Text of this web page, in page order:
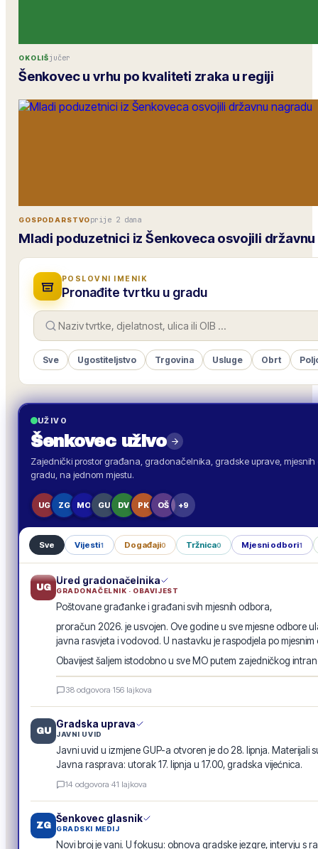
OKOLIŠjučer
Šenkovec u vrhu po kvaliteti zraka u regiji
GOSPODARSTVOprije 2 dana
Mladi poduzetnici iz Šenkoveca osvojili
POSLOVNI IMENIK
Pronađite tvrtku u gradu
Sve Ugostiteljstvo Trgovina Usluge Obrt
UŽIVO
Šenkovecuživo
Zajednički prostor građana, gradonačelnika, gradske uprave,
gradu, na jednom mjestu.
UG ZG MO GU DV PK OŠ +9
Sve Vijesti1 Događaji0 Tržnica0 Mjesni odbori1
UG
Ured gradonačelnika
GRADONAČELNIK · OBAVIJEST
Poštovane građanke i građani svih mjesnih odbora,
proračun 2026. je usvojen. Ove godine u sve mjesne odbore
javna rasvjeta i vodovod. U nastavku je raspodjela po mjesnim
Obavijest šaljem istodobno u sve MO putem zajedničkog
GRADSKA OBAVIJEST
Raspodjela investicija 2026. · po mjesnim odborima
38 odgovora·156 lajkova
GU
Gradska uprava
JAVNI UVID
Javni uvid u izmjene GUP-a otvoren je do 28. lipnja. Materijali
Javna rasprava: utorak 17. lipnja u 17.00, gradska vijećnica.
14 odgovora·41 lajkova
ZG
Šenkovec glasnik
GRADSKI MEDIJ
Novi broj je vani. U fokusu: obnova gradske jezgre, intervju s